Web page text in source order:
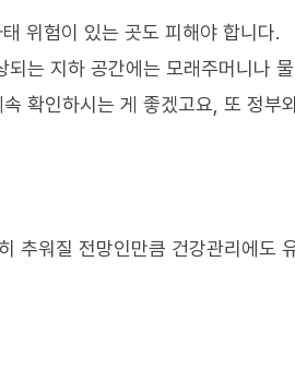
위험이 있는 곳도 피해야 합니다.
는 지하 공간에는 모래주머니나
확인하시는 게 좋겠고요, 또 정부
추워질 전망인만큼 건강관리에도